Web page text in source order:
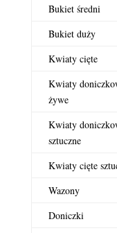
Bukiet średni
Bukiet duży
Kwiaty cięte
Kwiaty
żywe
Kwiaty
sztuczne
Kwiaty cięte
Wazony
Doniczki